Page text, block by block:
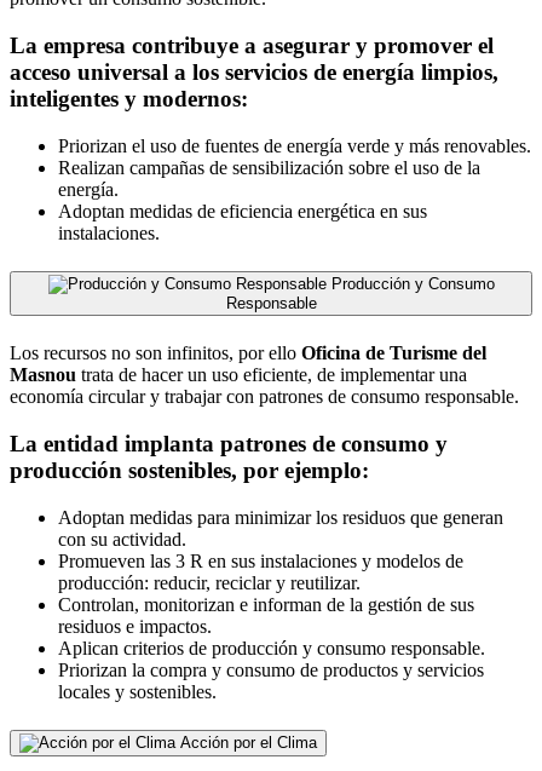
La empresa contribuye a asegurar y promover el
acceso universal a los servicios de energía limpios,
inteligentes y modernos:
Priorizan el uso de fuentes de energía verde y más renovables.
Realizan campañas de sensibilización sobre el uso de la
energía.
Adoptan medidas de eficiencia energética en sus
instalaciones.
Producción y Consumo
Responsable
Los recursos no son infinitos, por ello Oficina de Turisme del
Masnou trata de hacer un uso eficiente, de implementar una
economía circular y trabajar con patrones de consumo responsable.
La entidad implanta patrones de consumo y
producción sostenibles, por ejemplo:
Adoptan medidas para minimizar los residuos que generan
con su actividad.
Promueven las 3 R en sus instalaciones y modelos de
producción: reducir, reciclar y reutilizar.
Controlan, monitorizan e informan de la gestión de sus
residuos e impactos.
Aplican criterios de producción y consumo responsable.
Priorizan la compra y consumo de productos y servicios
locales y sostenibles.
Acción por el Clima